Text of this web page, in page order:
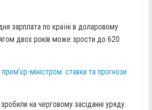
зарплата по країні в доларовому
двох років може зрости до 620
міністром: ставки та прогнози
на черговому засіданні уряду.